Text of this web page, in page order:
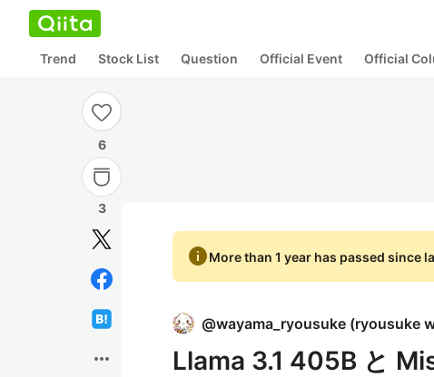
Trend Stock List Question Official Event Official
6
3
more_horiz
infoMore than 1 year has passed since
@wayama_ryousuke (ryousuke
Llama 3.1 405B と